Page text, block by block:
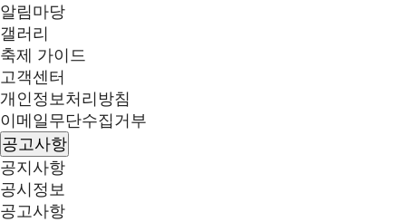
알림마당
갤러리
축제 가이드
고객센터
개인정보처리방침
이메일무단수집거부
공고사항
공지사항
공시정보
공고사항